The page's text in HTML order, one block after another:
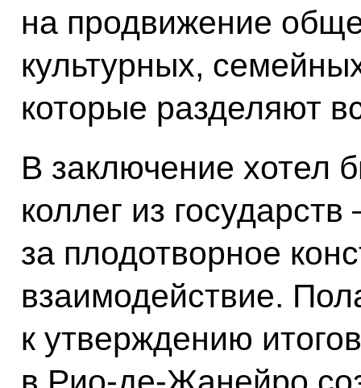
на продвижение
культурных,
которые разделяют
В заключение хотел
коллег из
за плодотворное
взаимодействие.
к утверждению